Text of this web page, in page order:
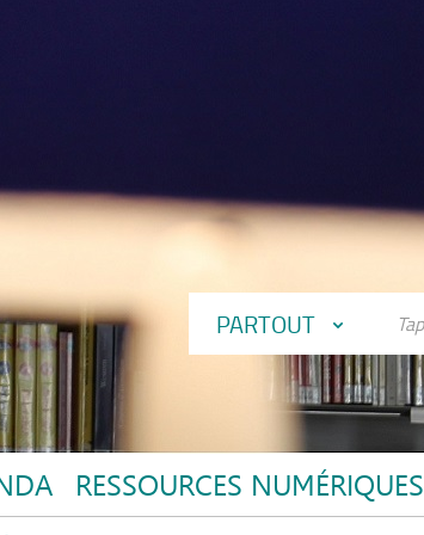
PARTOUT
RESSOURCES NUMÉRIQUES